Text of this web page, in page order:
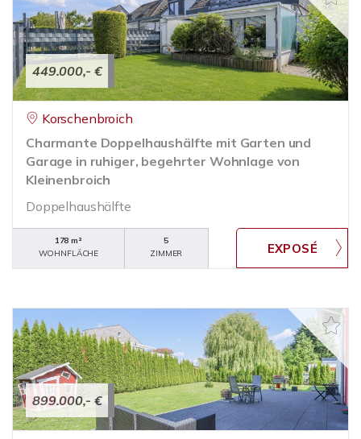
449.000,- €
Korschenbroich
Charmante Doppelhaushälfte mit Garten und
Garage in ruhiger, begehrter Wohnlage von
Kleinenbroich
Doppelhaushälfte
178 m²
WOHNFLÄCHE
5
ZIMMER
899.000,- €